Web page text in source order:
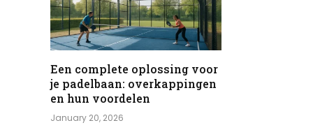
Een complete oplossing voor
je padelbaan: overkappingen
en hun voordelen
January 20, 2026